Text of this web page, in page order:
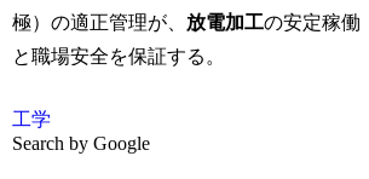
極）の適正管理が、 放電加工の安定稼働
と職場安全を保証する。
工学
Search by Google